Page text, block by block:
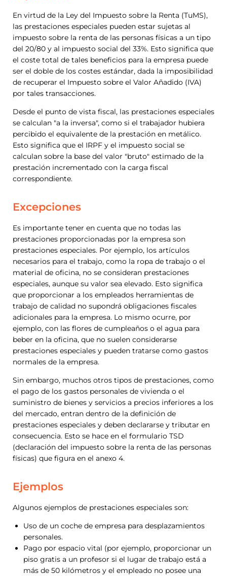
En virtud de la Ley del Impuesto sobre la Renta (TuMS),
las prestaciones especiales pueden estar sujetas al
impuesto sobre la renta de las personas físicas a un tipo
del 20/80 y al impuesto social del 33%. Esto significa que
el coste total de tales beneficios para la empresa puede
ser el doble de los costes estándar, dada la imposibilidad
de recuperar el Impuesto sobre el Valor Añadido (IVA)
por tales transacciones.
Desde el punto de vista fiscal, las prestaciones especiales
se calculan "a la inversa", como si el trabajador hubiera
percibido el equivalente de la prestación en metálico.
Esto significa que el IRPF y el impuesto social se
calculan sobre la base del valor "bruto" estimado de la
prestación incrementado con la carga fiscal
correspondiente.
Excepciones
Es importante tener en cuenta que no todas las
prestaciones proporcionadas por la empresa son
prestaciones especiales. Por ejemplo, los artículos
necesarios para el trabajo, como la ropa de trabajo o el
material de oficina, no se consideran prestaciones
especiales, aunque su valor sea elevado. Esto significa
que proporcionar a los empleados herramientas de
trabajo de calidad no supondrá obligaciones fiscales
adicionales para la empresa. Lo mismo ocurre, por
ejemplo, con las flores de cumpleaños o el agua para
beber en la oficina, que no suelen considerarse
prestaciones especiales y pueden tratarse como gastos
normales de la empresa.
Sin embargo, muchos otros tipos de prestaciones, como
el pago de los gastos personales de vivienda o el
suministro de bienes y servicios a precios inferiores a los
del mercado, entran dentro de la definición de
prestaciones especiales y deben declararse y tributar en
consecuencia. Esto se hace en el formulario TSD
(declaración del impuesto sobre la renta de las personas
físicas) que figura en el anexo 4.
Ejemplos
Algunos ejemplos de prestaciones especiales son:
Uso de un coche de empresa para desplazamientos
personales.
Pago por espacio vital (por ejemplo, proporcionar un
piso gratis a un profesor si el lugar de trabajo está a
más de 50 kilómetros y el empleado no posee una